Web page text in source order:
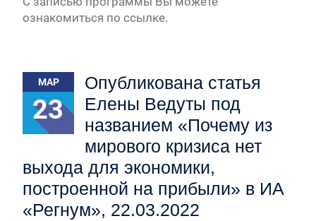
ознакомиться по ссылке.
МАР
23
Опубликована статья
Елены Ведуты под
названием «Почему из
мирового кризиса нет
выхода для экономики,
построенной на прибыли» в ИА
«Регнум», 22.03.2022